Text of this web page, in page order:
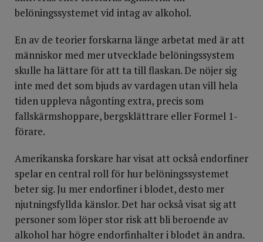
belöningssystemet vid intag av alkohol.
En av de teorier forskarna länge arbetat med är att
människor med mer utvecklade belöningssystem
skulle ha lättare för att ta till flaskan. De nöjer sig
inte med det som bjuds av vardagen utan vill hela
tiden uppleva någonting extra, precis som
fallskärmshoppare, bergsklättrare eller Formel 1-
förare.
Amerikanska forskare har visat att också endorfiner
spelar en central roll för hur belöningssystemet
beter sig. Ju mer endorfiner i blodet, desto mer
njutningsfyllda känslor. Det har också visat sig att
personer som löper stor risk att bli beroende av
alkohol har högre endorfinhalter i blodet än andra.